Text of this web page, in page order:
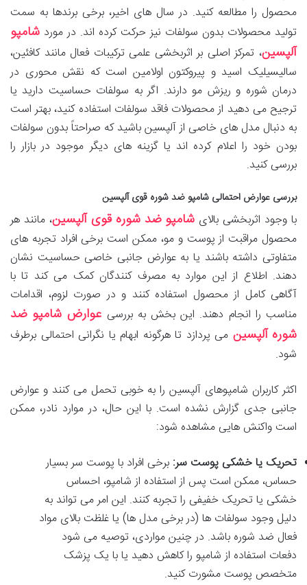
محصول را مطالعه کنید. در سال های اخیر، برخی برندها به سمت
تولید محصولات بدون سولفات نیز حرکت کرده اند. در مورد شامپو
آلپسین، تمرکز اصلی بر اثربخشی علمی ترکیبات فعال مانند کافئین،
سالیسیلیک اسید و پیروکتون اولامین است که نقش محوری در
درمان شوره و ریزش مو دارند. اگر به سولفات حساسیت دارید یا
ترجیح می دهید از محصولات فاقد سولفات استفاده کنید، بهتر است
به دنبال مدل های خاصی از آلپسین باشید که صراحتاً بدون سولفات
بودن خود را اعلام کرده اند یا گزینه های دیگر موجود در بازار را
بررسی کنید.
بررسی عوارض احتمالی شامپو ضد شوره قوی آلپسین
با وجود اثربخشی بالای شامپو ضد شوره قوی آلپسین، مانند هر
محصول مراقبت از پوست و مو، ممکن است برخی افراد تجربه های
متفاوتی داشته باشند یا به عوارض جانبی خاصی حساسیت نشان
دهند. اطلاع از این موارد به مصرف کنندگان کمک می کند تا با
آگاهی کامل از محصول استفاده کنند و در صورت لزوم، اقدامات
مناسب را انجام دهند. این بخش به بررسی عوارض شامپو ضد
شوره آلپسین می پردازد تا هرگونه ابهام یا نگرانی احتمالی برطرف
شود.
اکثر کاربران شامپوهای آلپسین را به خوبی تحمل می کنند و عوارض
جانبی جدی گزارش نشده است. با این حال، در موارد نادر، ممکن
است واکنش هایی مشاهده شود:
تحریک یا خشکی پوست سر: برخی افراد با پوست سر بسیار
حساس، ممکن است پس از استفاده از شامپو، احساس
خشکی یا تحریک خفیفی را تجربه کنند. این امر می تواند به
دلیل وجود سولفات ها (در برخی مدل ها) یا غلظت بالای مواد
فعال ضد شوره باشد. در چنین مواردی، توصیه می شود
دفعات استفاده از شامپو را کاهش دهید یا با یک پزشک
متخصص پوست مشورت کنید.